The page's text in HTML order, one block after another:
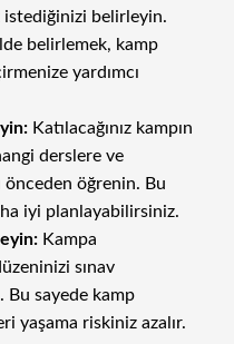
istediğinizi belirleyin.
belirlemek, kamp
yardımcı
Katılacağınız kampın
derslere ve
önceden öğrenin. Bu
iyi planlayabilirsiniz.
Kampa
sınav
Bu sayede kamp
yaşama riskiniz azalır.